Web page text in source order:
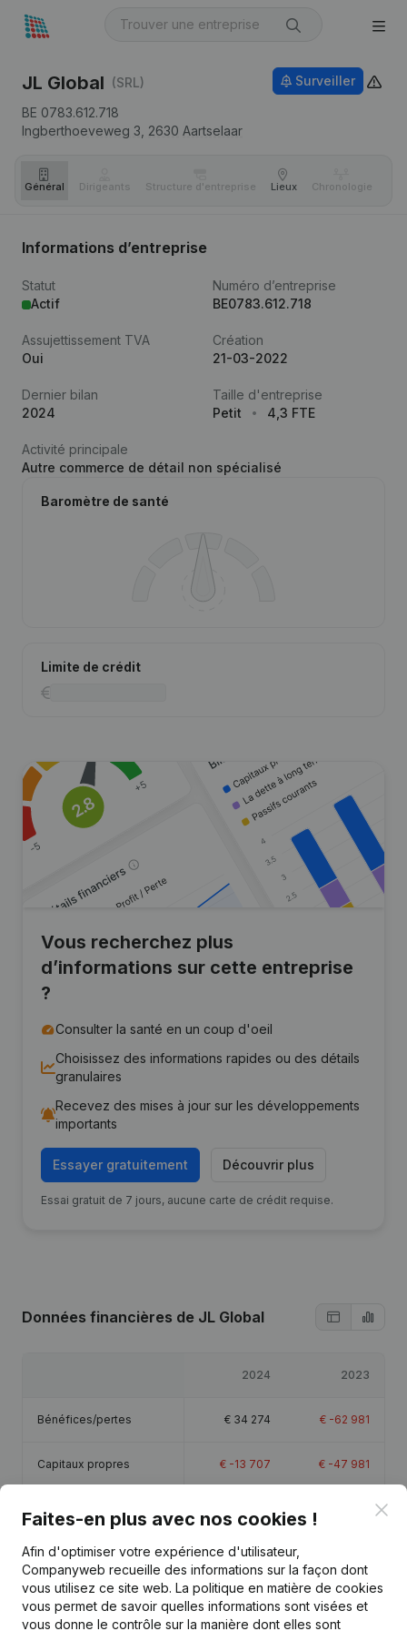
JL Global (SRL)
BE 0783.612.718
Ingberthoeveweg 3, 2630 Aartselaar
Surveiller
Général Dirigeants Structure d'entreprise Lieux Chronologie
Informations d’entreprise
Statut
Actif
Numéro d’entreprise
BE0783.612.718
Assujettissement TVA
Oui
Création
21-03-2022
Dernier bilan
2024
Taille d'entreprise
Petit
4,3 FTE
Activité principale
Autre commerce de détail non spécialisé
Baromètre de santé
Limite de crédit
Vous recherchez plus
d’informations sur cette entreprise
?
Consulter la santé en un coup d'oeil
Choisissez des informations rapides ou des détails
granulaires
Recevez des mises à jour sur les développements
importants
Essayer gratuitement Découvrir plus
Essai gratuit de 7 jours, aucune carte de crédit requise.
Données financières de JL Global
2024 2023
Bénéfices/pertes € 34 274 € -62 981
Capitaux propres € -13 707 € -47 981
Marge brute
Personnel 4,3
Faites-en plus avec nos cookies !
Afin d'optimiser votre expérience d'utilisateur,
Companyweb recueille des informations sur la façon dont
vous utilisez ce site web. La politique en matière de cookies
vous permet de savoir quelles informations sont visées et
vous donne le contrôle sur la manière dont elles sont